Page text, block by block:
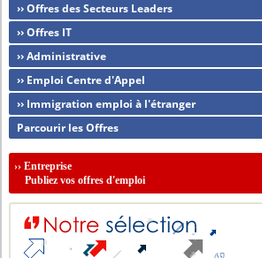
›› Offres des Secteurs Leaders
›› Offres IT
›› Administrative
›› Emploi Centre d'Appel
›› Immigration emploi à l'étranger
Parcourir les Offres
››Entreprise
Publiez vos offres d'emploi